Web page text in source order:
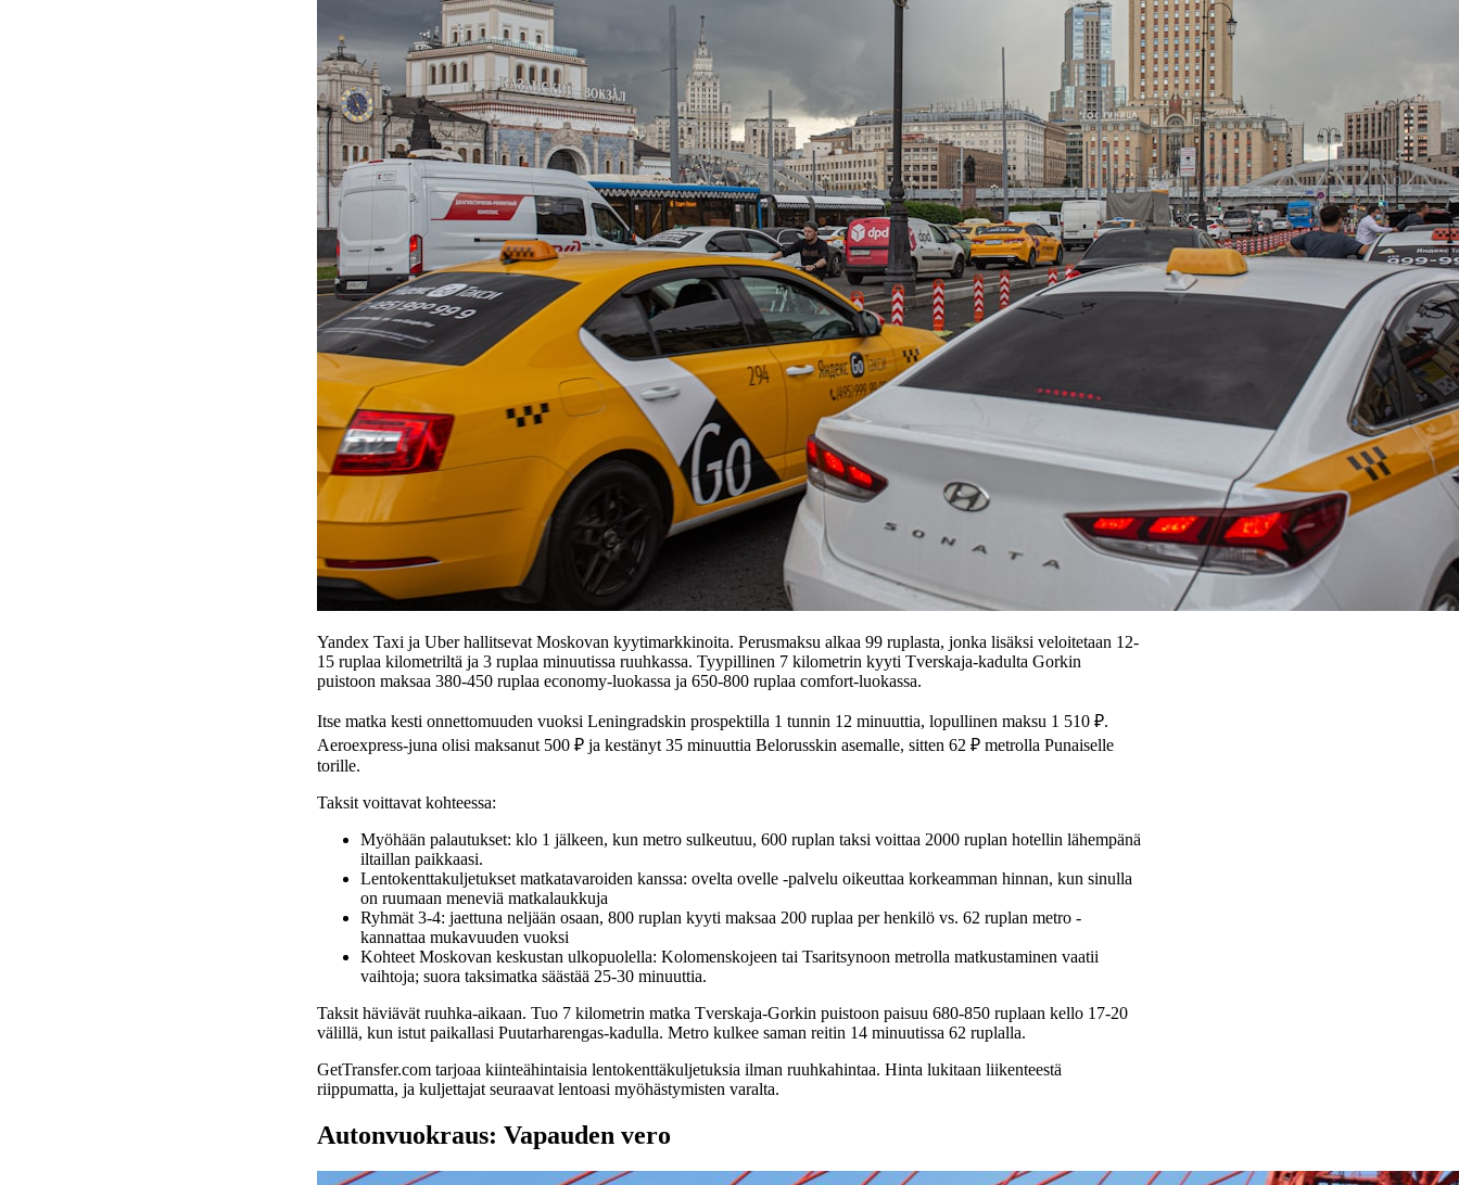
Yandex Taxi ja Uber hallitsevat Moskovan kyytimarkkinoita. Perusmaksu alkaa 99 ruplasta, jonka lisäksi veloitetaan 12-
15 ruplaa kilometriltä ja 3 ruplaa minuutissa ruuhkassa. Tyypillinen 7 kilometrin kyyti Tverskaja-kadulta Gorkin
puistoon maksaa 380-450 ruplaa economy-luokassa ja 650-800 ruplaa comfort-luokassa.
Itse matka kesti onnettomuuden vuoksi Leningradskin prospektilla 1 tunnin 12 minuuttia, lopullinen maksu 1 510 ₽.
Aeroexpress-juna olisi maksanut 500 ₽ ja kestänyt 35 minuuttia Belorusskin asemalle, sitten 62 ₽ metrolla Punaiselle
torille.
Taksit voittavat kohteessa:
Myöhään palautukset: klo 1 jälkeen, kun metro sulkeutuu, 600 ruplan taksi voittaa 2000 ruplan hotellin lähempänä
iltaillan paikkaasi.
Lentokenttakuljetukset matkatavaroiden kanssa: ovelta ovelle -palvelu oikeuttaa korkeamman hinnan, kun sinulla
on ruumaan meneviä matkalaukkuja
Ryhmät 3-4: jaettuna neljään osaan, 800 ruplan kyyti maksaa 200 ruplaa per henkilö vs. 62 ruplan metro -
kannattaa mukavuuden vuoksi
Kohteet Moskovan keskustan ulkopuolella: Kolomenskojeen tai Tsaritsynoon metrolla matkustaminen vaatii
vaihtoja; suora taksimatka säästää 25-30 minuuttia.
Taksit häviävät ruuhka-aikaan. Tuo 7 kilometrin matka Tverskaja-Gorkin puistoon paisuu 680-850 ruplaan kello 17-20
välillä, kun istut paikallasi Puutarharengas-kadulla. Metro kulkee saman reitin 14 minuutissa 62 ruplalla.
GetTransfer.com tarjoaa kiinteähintaisia lentokenttäkuljetuksia ilman ruuhkahintaa. Hinta lukitaan liikenteestä
riippumatta, ja kuljettajat seuraavat lentoasi myöhästymisten varalta.
Autonvuokraus: Vapauden vero